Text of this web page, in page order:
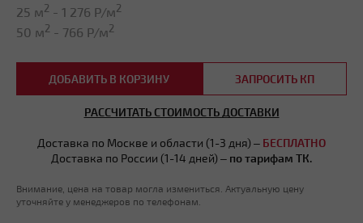
25 м2 - 1 276 Р/м2
50 м2 - 766 Р/м2
ДОБАВИТЬ В КОРЗИНУ ЗАПРОСИТЬ КП
РАССЧИТАТЬ СТОИМОСТЬ ДОСТАВКИ
Доставка по Москве и области (1-3 дня) – БЕСПЛАТНО
Доставка по России (1-14 дней) – по тарифам ТК.
Внимание, цена на товар могла измениться. Актуальную цену
уточняйте у менеджеров по телефонам.